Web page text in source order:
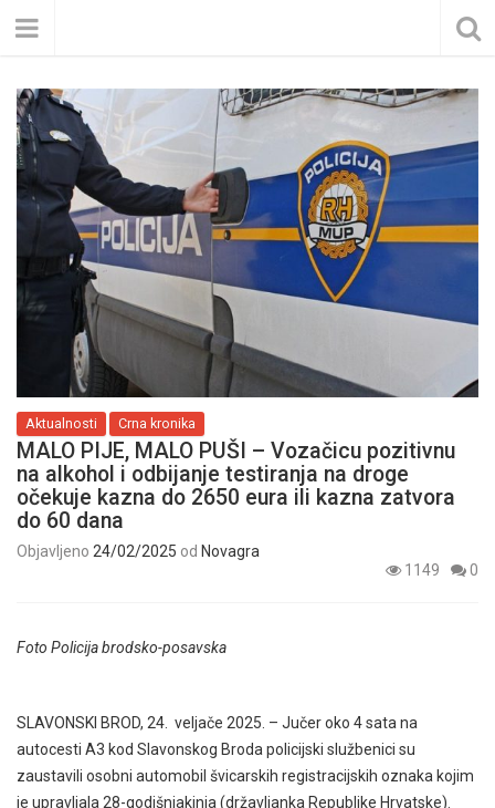
Aktualnosti Crna kronika
MALO PIJE, MALO PUŠI – Vozačicu pozitivnu
na alkohol i odbijanje testiranja na droge
očekuje kazna do 2650 eura ili kazna zatvora
do 60 dana
Objavljeno 24/02/2025 od Novagra
1149
0
Foto Policija brodsko-posavska
SLAVONSKI BROD, 24. veljače 2025. – Jučer oko 4 sata na
autocesti A3 kod Slavonskog Broda policijski službenici su
zaustavili osobni automobil švicarskih registracijskih oznaka kojim
je upravljala 28-godišnjakinja (državljanka Republike Hrvatske).